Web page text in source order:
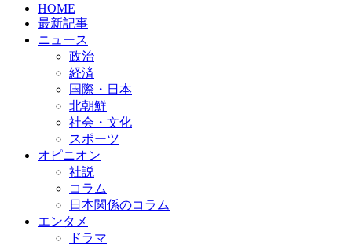
HOME
最新記事
ニュース
政治
経済
国際・日本
北朝鮮
社会・文化
スポーツ
オピニオン
社説
コラム
日本関係のコラム
エンタメ
ドラマ